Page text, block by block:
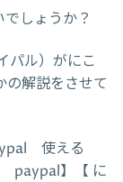
しょうか？
パル）がにこ
の解説をさせて
使える
paypal】【 に